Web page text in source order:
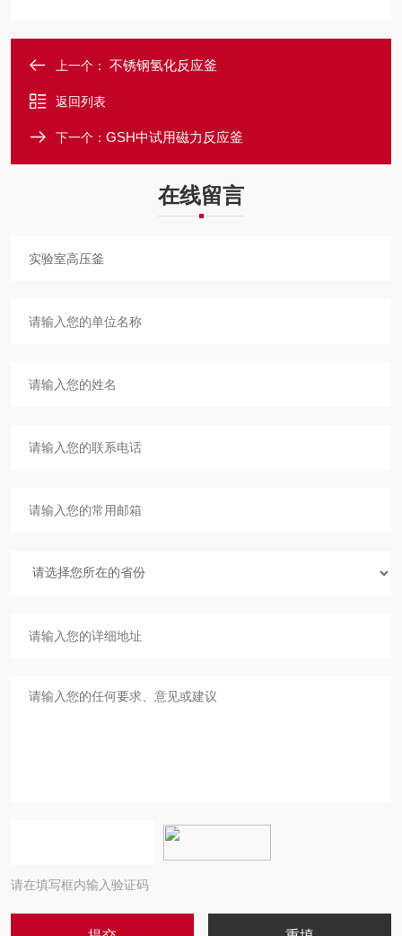
上一个： 不锈钢氢化反应釜
返回列表
下一个： GSH中试用磁力反应釜
在线留言
请在填写框内输入验证码